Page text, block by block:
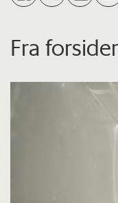
Fra